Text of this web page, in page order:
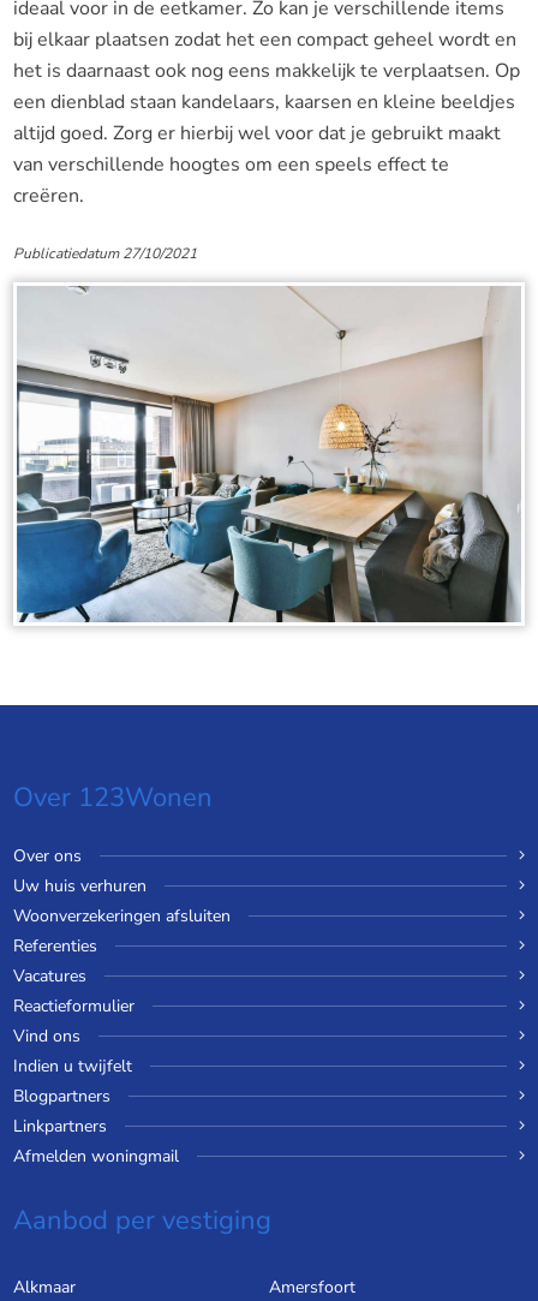
ideaal voor in de eetkamer. Zo kan je verschillende items
bij elkaar plaatsen zodat het een compact geheel wordt en
het is daarnaast ook nog eens makkelijk te verplaatsen. Op
een dienblad staan kandelaars, kaarsen en kleine beeldjes
altijd goed. Zorg er hierbij wel voor dat je gebruikt maakt
van verschillende hoogtes om een speels effect te
creëren.
Publicatiedatum 27/10/2021
Over 123Wonen
Over ons
Uw huis verhuren
Woonverzekeringen afsluiten
Referenties
Vacatures
Reactieformulier
Vind ons
Indien u twijfelt
Blogpartners
Linkpartners
Afmelden woningmail
Aanbod per vestiging
Alkmaar
Amersfoort